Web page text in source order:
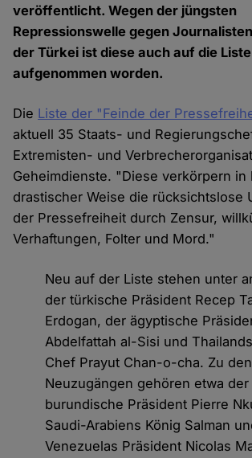
veröffentlicht. Wegen der jüngsten
Repressionswelle gegen
der Türkei ist diese auch auf die Liste
aufgenommen worden.
Die Liste der "Feinde der
aktuell 35 Staats- und
Extremisten- und
Geheimdienste. "Diese verkörpern in
drastischer Weise die rücksichtslose
der Pressefreiheit durch Zensur,
Verhaftungen, Folter und Mord."
Neu auf der Liste stehen unter
der türkische Präsident Recep
Erdogan, der ägyptische
Abdelfattah al-Sisi und
Chef Prayut Chan-o-cha. Zu
Neuzugängen gehören etwa der
burundische Präsident Pierre
Saudi-Arabiens König Salman
Venezuelas Präsident Nicolas